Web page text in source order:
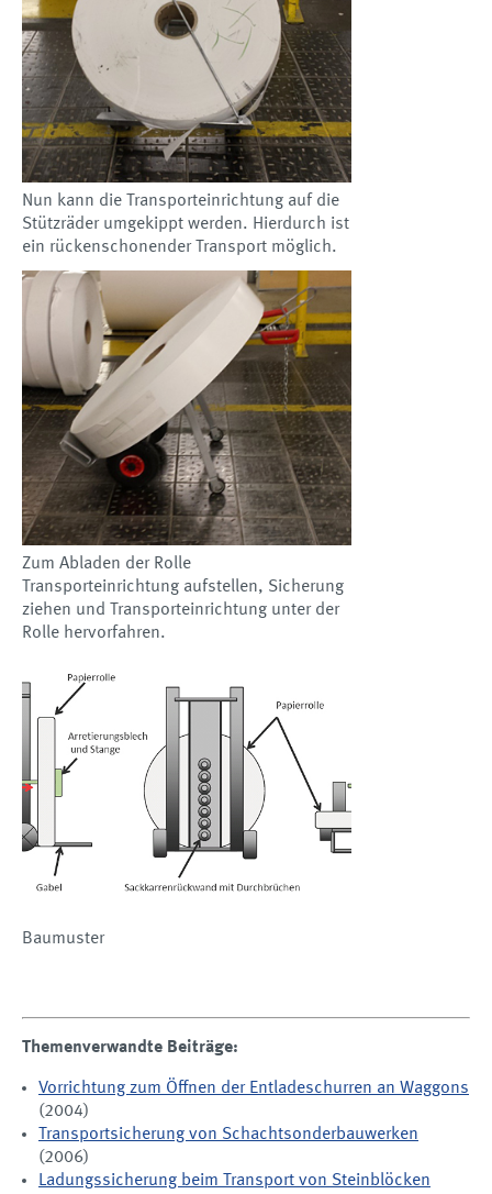
Nun kann die Transporteinrichtung auf die
Stützräder umgekippt werden. Hierdurch ist
ein rückenschonender Transport möglich.
Zum Abladen der Rolle
Transporteinrichtung aufstellen, Sicherung
ziehen und Transporteinrichtung unter der
Rolle hervorfahren.
Baumuster
Themenverwandte Beiträge:
Vorrichtung zum Öffnen der Entladeschurren an Waggons
(2004)
Transportsicherung von Schachtsonderbauwerken
(2006)
Ladungssicherung beim Transport von Steinblöcken